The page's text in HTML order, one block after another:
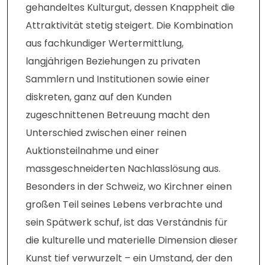
gehandeltes Kulturgut, dessen Knappheit die
Attraktivität stetig steigert. Die Kombination
aus fachkundiger Wertermittlung,
langjährigen Beziehungen zu privaten
Sammlern und Institutionen sowie einer
diskreten, ganz auf den Kunden
zugeschnittenen Betreuung macht den
Unterschied zwischen einer reinen
Auktionsteilnahme und einer
massgeschneiderten Nachlasslösung aus.
Besonders in der Schweiz, wo Kirchner einen
großen Teil seines Lebens verbrachte und
sein Spätwerk schuf, ist das Verständnis für
die kulturelle und materielle Dimension dieser
Kunst tief verwurzelt – ein Umstand, der den